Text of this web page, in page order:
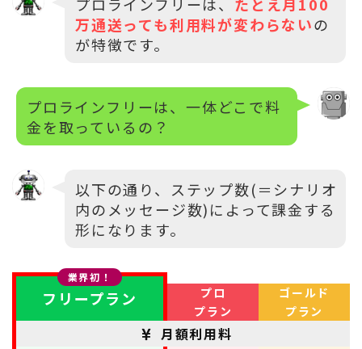
万通送っても利用料が変わらないの
が特徴です。
プロラインフリーは、一体どこで料
金を取っているの？
以下の通り、ステップ数(＝シナリオ
内のメッセージ数)によって課金する
形になります。
業界初！
フリープラン
プロ
プラン
ゴールド
プラン
月額利用料